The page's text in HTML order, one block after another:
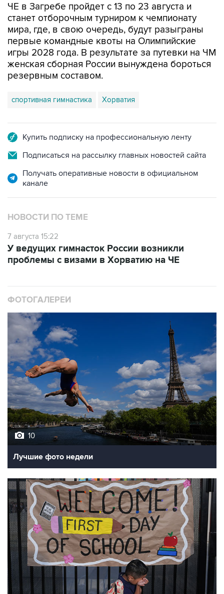
ЧЕ в Загребе пройдет с 13 по 23 августа и
станет отборочным турниром к чемпионату
мира, где, в свою очередь, будут разыграны
первые командные квоты на Олимпийские
игры 2028 года. В результате за путевки на ЧМ
женская сборная России вынуждена бороться
резервным составом.
спортивная гимнастика Хорватия
Купить подписку на профессиональную ленту
Подписаться на рассылку главных новостей сайта
Получать оперативные новости в официальном
канале
НОВОСТИ ПО ТЕМЕ
7 августа 15:22
У ведущих гимнасток России возникли
проблемы с визами в Хорватию на ЧЕ
ФОТОГАЛЕРЕИ
10
Лучшие фото недели